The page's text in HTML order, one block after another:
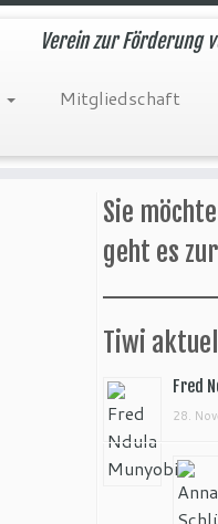
Verein zur Förderung
Mitgliedschaft
Sie
geht es zur
Tiwi aktuell
Fred
28.